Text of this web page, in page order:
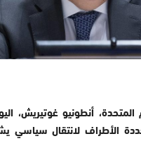
المتحدة، أنطونيو غوتيريش،
الأطراف لانتقال سياسي